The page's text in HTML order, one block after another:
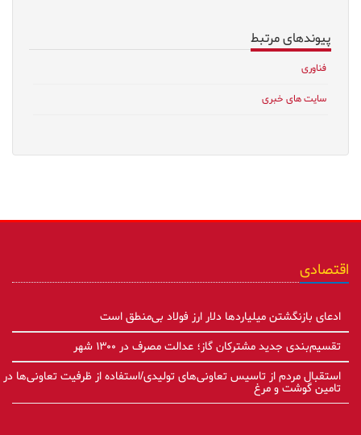
پیوندهای مرتبط
فناوری
سایت های خبری
اقتصادی
ادعای بازنگشتن میلیاردها دلار ارز فولاد بی‌منطق است
تقسیم‌بندی جدید مشترکان گاز؛ عدالت مصرف در ۱۳۰۰ شهر
استقبال مردم از تاسیس تعاونی‌های تولیدی/استفاده از ظرفیت تعاونی‌ها در
تامین گوشت و مرغ